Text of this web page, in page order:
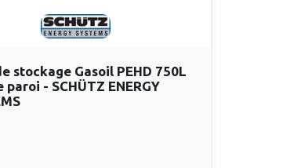
stockage Gasoil PEHD 750L
paroi - SCHÜTZ ENERGY